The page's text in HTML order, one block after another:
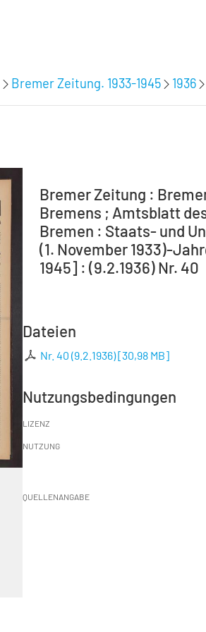
Bremer Zeitung. 1933-1945 1936
Bremer Zeitung :
Bremens ; Amtsblatt
Bremen : Staats- und
(1. November 1933)-
1945] : (9.2.1936) Nr. 40
Dateien
Nr. 40 (9.2.1936)[30,98 MB]
Nutzungsbedingungen
LIZENZ
NUTZUNG
QUELLENANGABE